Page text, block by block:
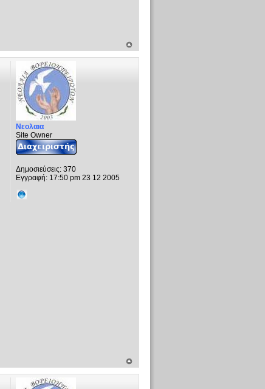
Νεολαια
Site Owner
Δημοσιεύσεις:370
Εγγραφή:17:50 pm 23 12 2005